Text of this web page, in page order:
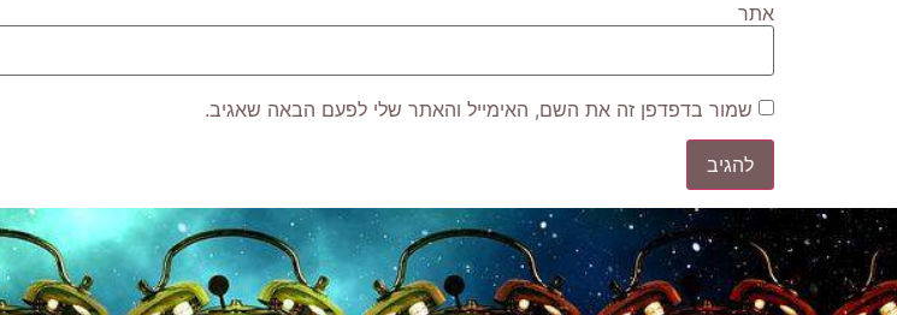
אתר
שמור בדפדפן זה את השם, האימייל והאתר שלי לפעם הבאה שאגיב.